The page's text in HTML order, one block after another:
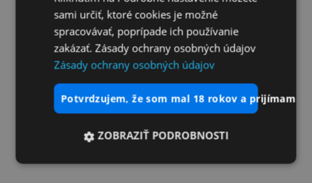
sami určiť, ktoré cookies je možné
spracovávať, poprípade ich používanie
zakázať. Zásady ochrany osobných údajov
Zásady ochrany osobných údajov
potvrdzujem, že som mal 18 rokov a prijímam
ZOBRAZIŤ PODROBNOSTI